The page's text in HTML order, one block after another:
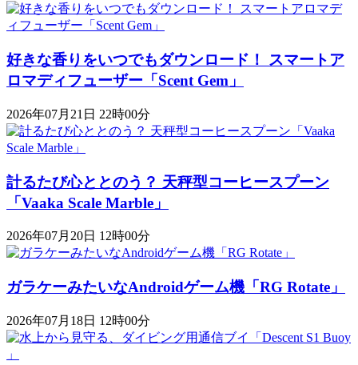
好きな香りをいつでもダウンロード！ スマートア
ロマディフューザー「Scent Gem」
2026年07月21日 22時00分
計るたび心ととのう？ 天秤型コーヒースプーン
「Vaaka Scale Marble」
2026年07月20日 12時00分
ガラケーみたいなAndroidゲーム機「RG Rotate」
2026年07月18日 12時00分